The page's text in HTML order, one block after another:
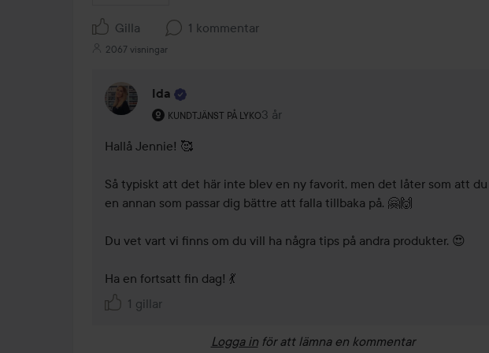
Gilla 1 kommentar
2067 visningar
Ida
KUNDTJÄNST PÅ LYKO
Användarens roll: Kundtjänst på Lyko.
3 år
Kommentaren lades 3 år
Hallå Jennie! 🥰
Så typiskt att det här inte blev en ny favorit, men det låter som att
en annan som passar dig bättre att falla tillbaka på. 🤗🙌
Du vet vart vi finns om du vill ha några tips på andra produkter. 😍
Ha en fortsatt fin dag! 💃
1 gillar
Logga in för att lämna en kommentar